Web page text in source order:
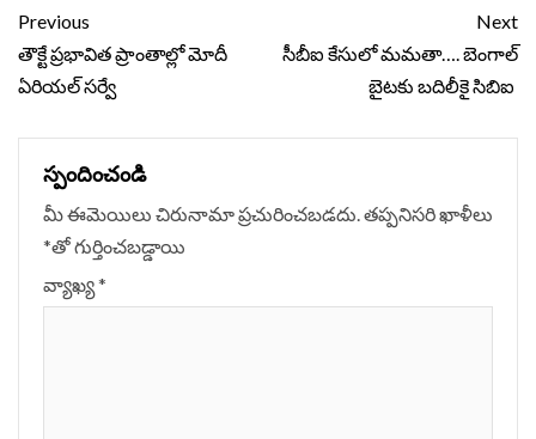
Continue
Reading
Previous
తౌక్టే ప్రభావిత ప్రాంతాల్లో మోదీ
ఏరియల్ సర్వే
Next
సీబీఐ కేసులో మమతా…. బెంగాల్
బైటకు బదిలీకై సిబిఐ
స్పందించండి
మీ ఈమెయిలు చిరునామా ప్రచురించబడదు.తప్పనిసరి ఖాళీలు
*‌తో గుర్తించబడ్డాయి
వ్యాఖ్య*